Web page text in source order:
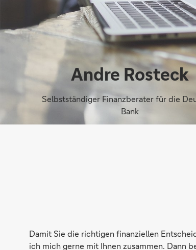
Andre Rosteck
Selbstständiger Finanzberater für die
Bank
Damit Sie die richtigen finanziellen
ich mich gerne mit Ihnen zusammen. Dann